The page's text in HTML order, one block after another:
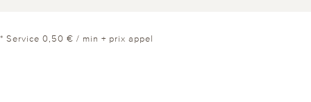
* Service 0,50 € / min + prix appel